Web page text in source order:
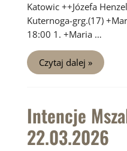
Katowic ++Józefa
Kuternoga-grg.(17)
18:00 1. +Maria …
Intencje
Mszalne
16.06
Czytaj dalej »
Intencje
22.03.2026